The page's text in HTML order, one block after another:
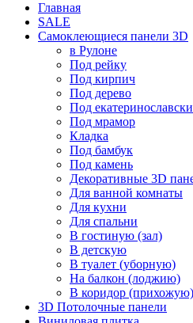
Главная
SALE
Самоклеющиеся панели 3D
в Рулоне
Под рейку
Под кирпич
Под дерево
Под
Под мрамор
Кладка
Под бамбук
Под камень
Декоративные 3D
Для ванной комнаты
Для кухни
Для спальни
В гостиную (зал)
В детскую
В туалет (уборную)
На балкон (лоджию)
В коридор (прихожую)
3D Потолочные панели